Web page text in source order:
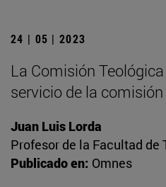
24 | 05 | 2023
La Comisión
servicio de la
Juan Luis Lorda
Profesor de la Facultad de
Publicado en: Omnes